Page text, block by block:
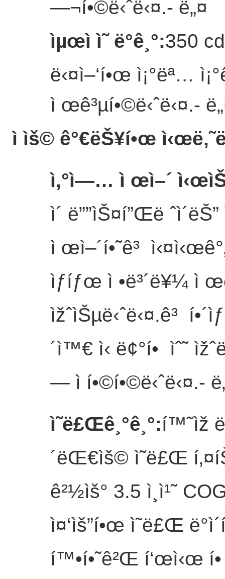
—¬í•©ë‹ˆë‹¤.- ë„¤
ìµœì ì˜ ë°ê¸°:350
ë‹¤ì–‘í•œ ì¡°ëª…
ì œê³µí•©ë‹ˆë‹¤.-
ì ìš© ê°€ëŠ¥í•œ
ì‚°ì—… ì œì–´
ì´ ë””ìŠ¤í”Œë ˆì´ëŠ”
ì œì–´í•˜ê³
ìƒíƒœ ì •ë³´ë¥¼ ì
ìžˆìŠµë‹ˆë‹¤.ê³
´ì™€ ì‹ ë¢°í• ìˆ˜
— ì í•©í•©ë‹ˆë‹¤.-
ì˜ë£Œê¸°ê¸°:í™˜ìž
´ëŒ€ìš© ì˜ë£Œ
ê²½ìš° 3.5 ì¸ì¹˜
ì¤‘ìš”í•œ ì˜ë£Œ
í™•í•˜ê²Œ í‘œì‹œ í•